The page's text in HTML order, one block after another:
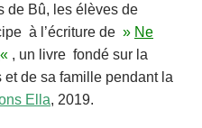
de Bû, les élèves de
à l’écriture de » Ne
« , un livre fondé sur la
et de sa famille pendant la
Ella, 2019.